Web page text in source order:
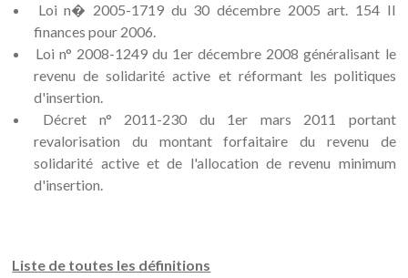
Loi n� 2005-1719 du 30 décembre 2005 art. 154 II
finances pour 2006.
Loi n° 2008-1249 du 1er décembre 2008 généralisant le
revenu de solidarité active et réformant les politiques
d'insertion.
Décret n° 2011-230 du 1er mars 2011 portant
revalorisation du montant forfaitaire du revenu de
solidarité active et de l'allocation de revenu minimum
d'insertion.
Liste de toutes les définitions